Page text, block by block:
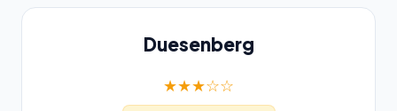
Duesenberg
★★★☆☆